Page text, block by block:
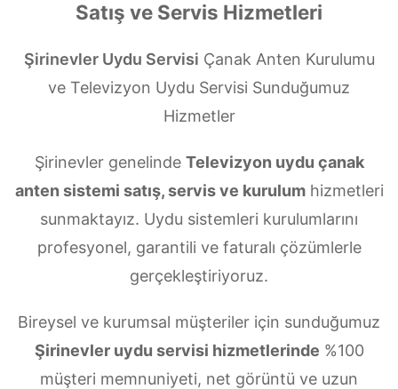
Satış ve Servis Hizmetleri
Şirinevler Uydu Servisi Çanak Anten Kurulumu
ve Televizyon Uydu Servisi Sunduğumuz
Hizmetler
Şirinevler genelinde Televizyon uydu çanak
anten sistemi satış, servis ve kurulumhizmetleri
sunmaktayız. Uydu sistemleri kurulumlarını
profesyonel, garantili ve faturalı çözümlerle
gerçekleştiriyoruz.
Bireysel ve kurumsal müşteriler için sunduğumuz
Şirinevler uydu servisi hizmetlerinde %100
müşteri memnuniyeti, net görüntü ve uzun